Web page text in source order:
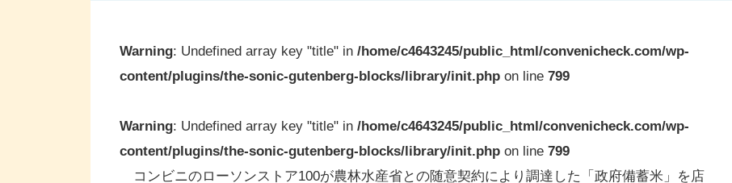
Warning: Undefined array key "title" in /home/c4643245/public_html/convenicheck.com/wp-
content/plugins/the-sonic-gutenberg-blocks/library/init.php on line 799
Warning: Undefined array key "title" in /home/c4643245/public_html/convenicheck.com/wp-
content/plugins/the-sonic-gutenberg-blocks/library/init.php on line 799
コンビニのローソンストア100が農林水産省との随意契約により調達した「政府備蓄米」を店